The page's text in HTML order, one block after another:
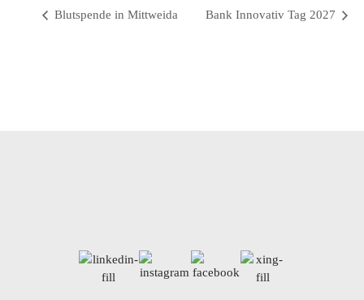
Blutspende in Mittweida Bank Innovativ Tag 2027